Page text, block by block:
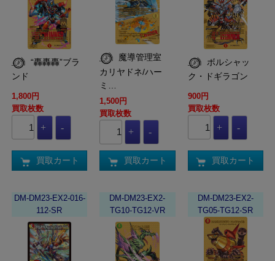
ンド
1,800円
買取枚数
買取カート
カリヤドネ/ハー
ミ…
1,500円
買取枚数
買取カート
ク・ドギラゴン
900円
買取枚数
買取カート
DM-DM23-EX2-016-
112-SR
DM-DM23-EX2-
TG10-TG12-VR
DM-DM23-EX2-
TG05-TG12-SR